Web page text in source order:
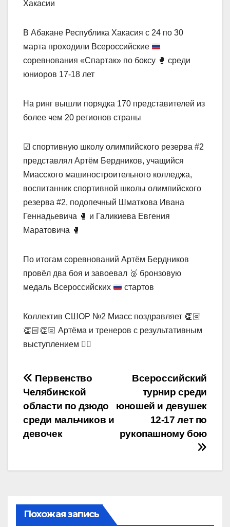
Хакасии
В Абакане Республика Хакасия с 24 по 30
марта проходили Всероссийские
соревнования «Спартак» по боксу 🥊 среди
юниоров 17-18 лет
На ринг вышли порядка 170 представителей из
более чем 20 регионов страны
☑ спортивную школу олимпийского резерва #2
представлял Артём Бердников, учащийся
Миасского машиностроительного колледжа,
воспитанник спортивной школы олимпийского
резерва #2, подопечный Шматкова Ивана
Геннадьевича 🥊 и Галикиева Евгения
Маратовича 🥊
По итогам соревнований Артём Бердников
провёл два боя и завоевал 🥉 бронзовую
медаль Всероссийских
стартов
Коллектив СШОР №2 Миасс поздравляет 👏🏻
👏🏻👏🏻 Артёма и тренеров с результативным
выступлением ✊🏻
Навигация
по
записям
Всероссийский
турнир среди
юношей и девушек
12-17 лет по
рукопашному бою
Первенство
Челябинской
области по дзюдо
среди мальчиков и
девочек
Похожая запись